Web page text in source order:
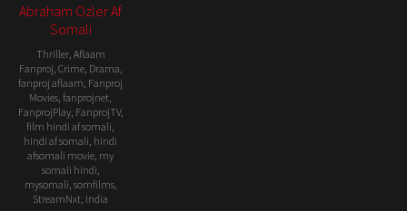
Abraham Ozler Af
Somali
Thriller, Aflaam
Fanproj Crime, Drama
fanproj aflaam Fanproj
Movies ,fanprojnet
FanprojPlay FanprojTV,
film hindi af somali
hindi af somali hindi
afsomali movie my
somali hindi
mysomali somfilms,
StreamNxt India